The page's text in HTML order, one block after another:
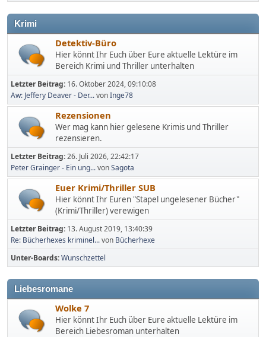
Krimi
Detektiv-Büro
Hier könnt Ihr Euch über Eure aktuelle Lektüre im
Bereich Krimi und Thriller unterhalten
Letzter Beitrag: 16. Oktober 2024, 09:10:08
Aw: Jeffery Deaver - Der...vonInge78
Rezensionen
Wer mag kann hier gelesene Krimis und Thriller
rezensieren.
Letzter Beitrag:26. Juli 2026, 22:42:17
Peter Grainger - Ein ung...vonSagota
Euer Krimi/Thriller SUB
Hier könnt Ihr Euren "Stapel ungelesener Bücher"
(Krimi/Thriller) verewigen
Letzter Beitrag: 13. August 2019, 13:40:39
Re: Bücherhexes kriminel...von Bücherhexe
Unter-Boards Wunschzettel
Liebesromane
Wolke 7
Hier könnt Ihr Euch über Eure aktuelle Lektüre im
Bereich Liebesroman unterhalten